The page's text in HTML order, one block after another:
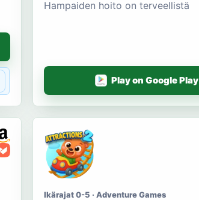
Hampaiden hoito on terveellistä
Play on Google Play
Ikärajat 0-5 · Adventure Games